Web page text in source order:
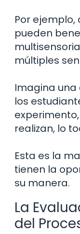
Por
pueden
múltiples
Imagina
los
realizan, lo
Esta es la
tienen la
su manera.
La
del